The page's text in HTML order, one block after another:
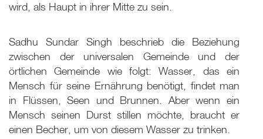
wird, als Haupt in ihrer Mitte zu sein.
Sadhu Sundar Singh beschrieb die Beziehung
zwischen der universalen Gemeinde und der
örtlichen Gemeinde wie folgt: Wasser, das ein
Mensch für seine Ernährung benötigt, findet man
in Flüssen, Seen und Brunnen. Aber wenn ein
Mensch seinen Durst stillen möchte, braucht er
einen Becher, um von diesem Wasser zu trinken.